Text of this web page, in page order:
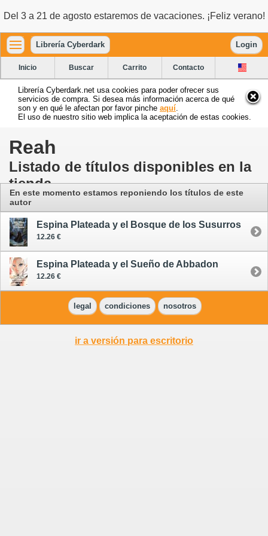
Del 3 a 21 de agosto estaremos de vacaciones. ¡Feliz verano!
Librería Cyberdark Login
Inicio Buscar Carrito Contacto
Librería Cyberdark.net usa cookies para poder ofrecer sus
servicios de compra. Si desea más información acerca de qué
son y en qué le afectan por favor pinche aquí
El uso de nuestro sitio web implica la aceptación de estas cookies.
Reah
Listado de títulos disponibles en la
tienda
En este momento estamos reponiendo los títulos de este
autor
Espina Plateada y el Bosque de los Susurros
12.26 €
Espina Plateada y el Sueño de Abbadon
12.26 €
legal condiciones nosotros
ir a versión para escritorio